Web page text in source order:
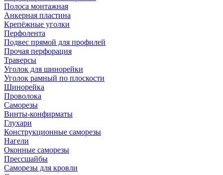
Полоса монтажная
Анкерная пластина
Крепёжные уголки
Перфолента
Подвес прямой для профилей
Прочая перфорация
Траверсы
Уголок для шинорейки
Уголок рамный по плоскости
Шинорейка
Проволока
Саморезы
Винты-конфирматы
Глухари
Конструкционные саморезы
Нагели
Оконные саморезы
Прессшайбы
Саморезы для кровли